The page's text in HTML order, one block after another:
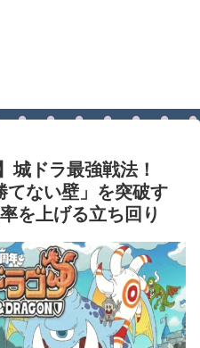
城ドラ最強戦法！
てない壁」を突破す
を上げる立ち回り